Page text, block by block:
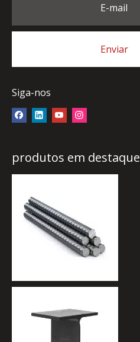
E-mail
Enviar
Siga-nos
produtos em destaque